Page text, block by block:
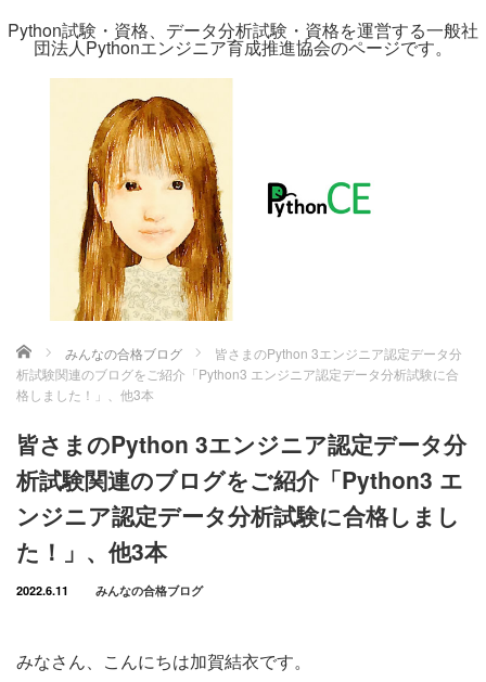
Python試験・資格、データ分析試験・資格を運営する一般社
団法人Pythonエンジニア育成推進協会のページです。
ホーム みんなの合格ブログ
皆さまのPython 3エンジニア認定データ分
析試験関連のブログをご紹介「Python3 エンジニア認定データ分析試験に合
格しました！」、他3本
皆さまのPython 3エンジニア認定データ分
析試験関連のブログをご紹介「Python3 エ
ンジニア認定データ分析試験に合格しまし
た！」、他3本
2022.6.11 みんなの合格ブログ
みなさん、こんにちは加賀結衣です。